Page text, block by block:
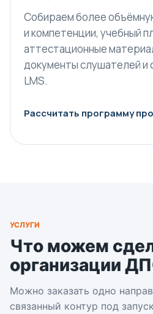
Собираем более
и компетенции, учебный
аттестационные
документы слушателей и
LMS.
Рассчитать программу
УСЛУГИ
Что можем
организации
Можно заказать одно
связанный контур под